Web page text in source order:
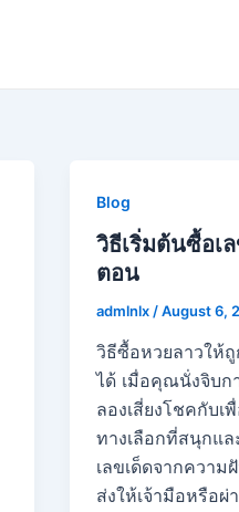
Blog
วิธีเริ่มต้นซื้อเ
ตอน
admlnlx /August 6,
วิธีซื้อหวยลาวให้
ได้ เมื่อคุณนั่งจิบก
ลองเสี่ยงโชคกับเ
ทางเลือกที่สนุกแล
เลขเด็ดจากควา
ส่งให้เจ้ามือหรือ